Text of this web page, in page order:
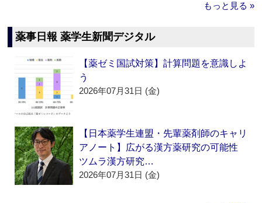
もっと見る »
薬事日報 薬学生新聞デジタル
【薬ゼミ国試対策】計算問題を意識しよ
う
2026年07月31日 (金)
【日本薬学生連盟・先輩薬剤師のキャリ
アノート】広がる漢方薬研究の可能性
ツムラ漢方研究…
2026年07月31日 (金)